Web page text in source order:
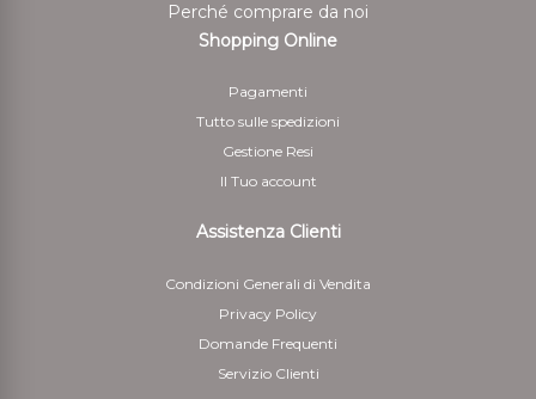
Perché comprare da noi
Shopping Online
Pagamenti
Tutto sulle spedizioni
Gestione Resi
Il Tuo account
Assistenza Clienti
Condizioni Generali di Vendita
Privacy Policy
Domande Frequenti
Servizio Clienti